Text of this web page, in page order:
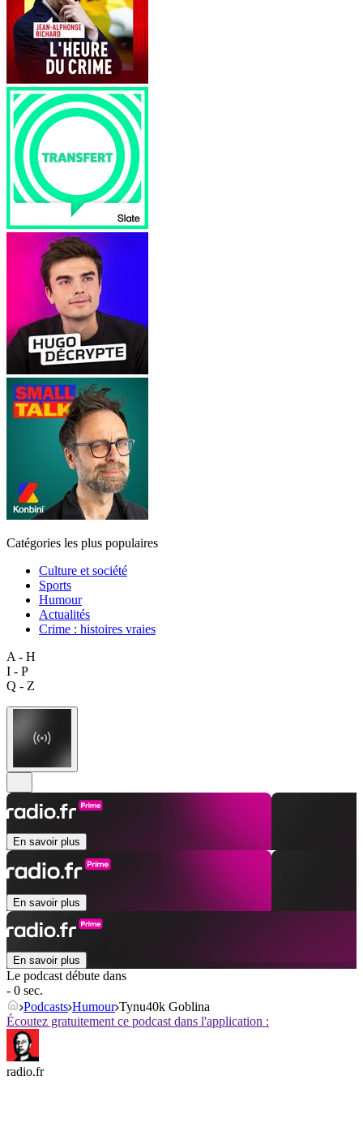
Catégories les plus populaires
Culture et société
Sports
Humour
Actualités
Crime : histoires vraies
A - H
I - P
Q - Z
En savoir plus
En savoir plus
En savoir plus
Le podcast débute dans
- 0 sec.
Podcasts Humour Tynu40k Goblina
Écoutez gratuitement ce podcast dans l'application :
radio.fr